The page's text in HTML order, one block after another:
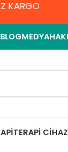
KARGO
MEDYA
TERAPI